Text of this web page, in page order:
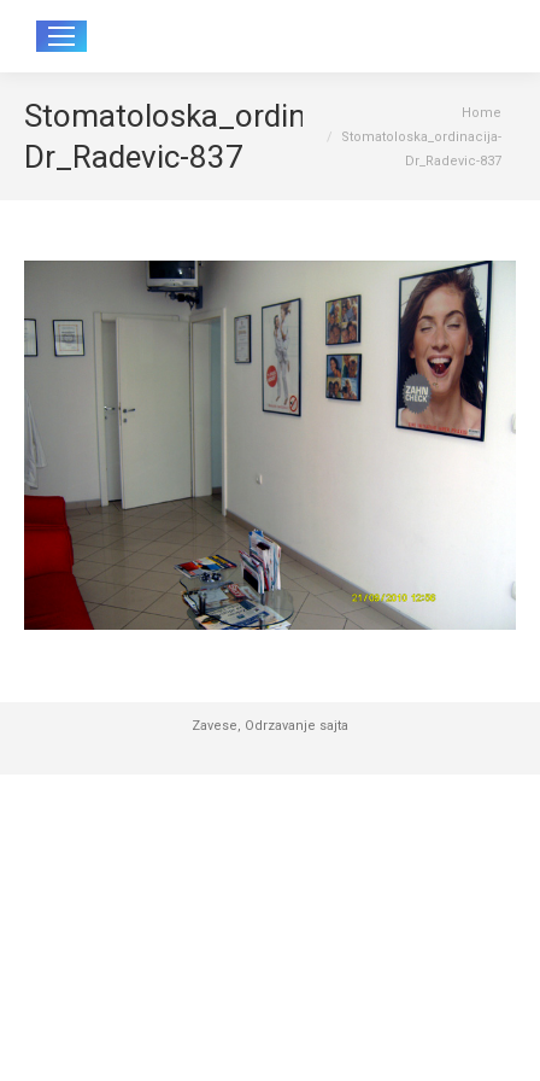
Stomatoloska_ordinacija-
Dr_Radevic-837
Home
Stomatoloska_ordinacija-
Dr_Radevic-837
Zavese, Odrzavanje sajta